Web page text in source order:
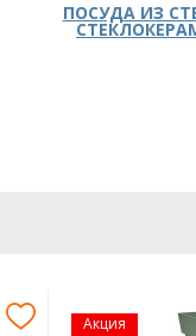
ПОСУДА ИЗ
Акция